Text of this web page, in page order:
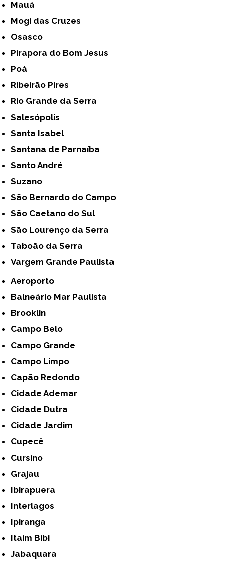
Mauá
Mogi das Cruzes
Osasco
Pirapora do Bom Jesus
Poá
Ribeirão Pires
Rio Grande da Serra
Salesópolis
Santa Isabel
Santana de Parnaíba
Santo André
Suzano
São Bernardo do Campo
São Caetano do Sul
São Lourenço da Serra
Taboão da Serra
Vargem Grande Paulista
Aeroporto
Balneário Mar Paulista
Brooklin
Campo Belo
Campo Grande
Campo Limpo
Capão Redondo
Cidade Ademar
Cidade Dutra
Cidade Jardim
Cupecê
Cursino
Grajau
Ibirapuera
Interlagos
Ipiranga
Itaim Bibi
Jabaquara